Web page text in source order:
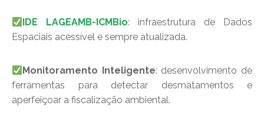
IDE LAGEAMB-ICMBio: infraestrutura de Dados
Espaciais acessível e sempre atualizada.
Monitoramento Inteligente: desenvolvimento de
ferramentas para detectar desmatamentos e
aperfeiçoar a fiscalização ambiental.